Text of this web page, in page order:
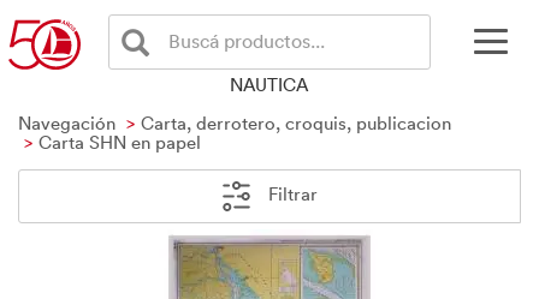
Buscá productos...
NAUTICA
Navegación
Carta, derrotero, croquis, publicacion
Carta SHN en papel
Filtrar